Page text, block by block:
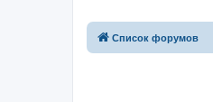
Список форумов